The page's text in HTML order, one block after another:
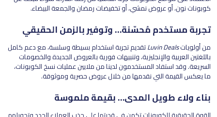
كوبونات نون، أو عروض نمشي، أو تخفيضات رمضان والجمعة البيضاء.
تجربة مستخدم مُحسّنة… وتوفير بالزمن الحقيقي
من أولوياتLuvin Dealsتقديم تجربة استخدام بسيطة وسلسة، مع دعم كامل
باللغتين العربية والإنجليزية، وتنبيهات فورية بالعروض الجديدة والخصومات
السريعة. وقد استفاد المستخدمون لدينا من ملايين عمليات نسخ الكوبونات،
ما يعكس القيمة التي نقدمها من خلال عروض حصرية وموثوقة.
بناء ولاء طويل المدى… بقيمة ملموسة